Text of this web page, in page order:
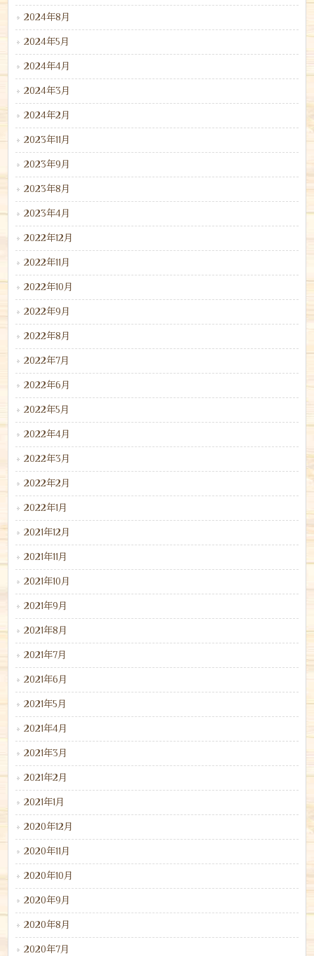
2024年8月
2024年5月
2024年4月
2024年3月
2024年2月
2023年11月
2023年9月
2023年8月
2023年4月
2022年12月
2022年11月
2022年10月
2022年9月
2022年8月
2022年7月
2022年6月
2022年5月
2022年4月
2022年3月
2022年2月
2022年1月
2021年12月
2021年11月
2021年10月
2021年9月
2021年8月
2021年7月
2021年6月
2021年5月
2021年4月
2021年3月
2021年2月
2021年1月
2020年12月
2020年11月
2020年10月
2020年9月
2020年8月
2020年7月